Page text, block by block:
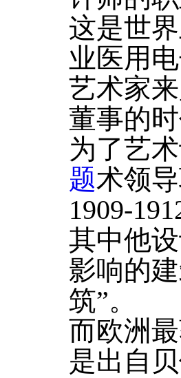
这是世
业医用
艺术家
董事的
为了艺
题术领
1909-
其中他
影响的
筑”。
而欧洲
是出自